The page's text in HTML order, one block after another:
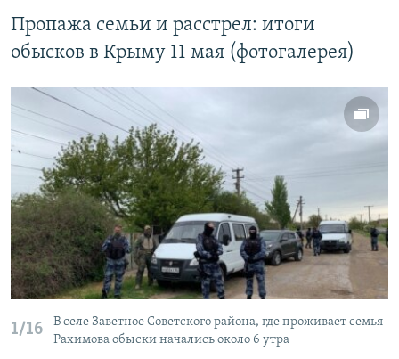
Пропажа семьи и расстрел: итоги
обысков в Крыму 11 мая (фотогалерея)
1/16
В селе Заветное Советского района, где проживает семья
Рахимова обыски начались около 6 утра